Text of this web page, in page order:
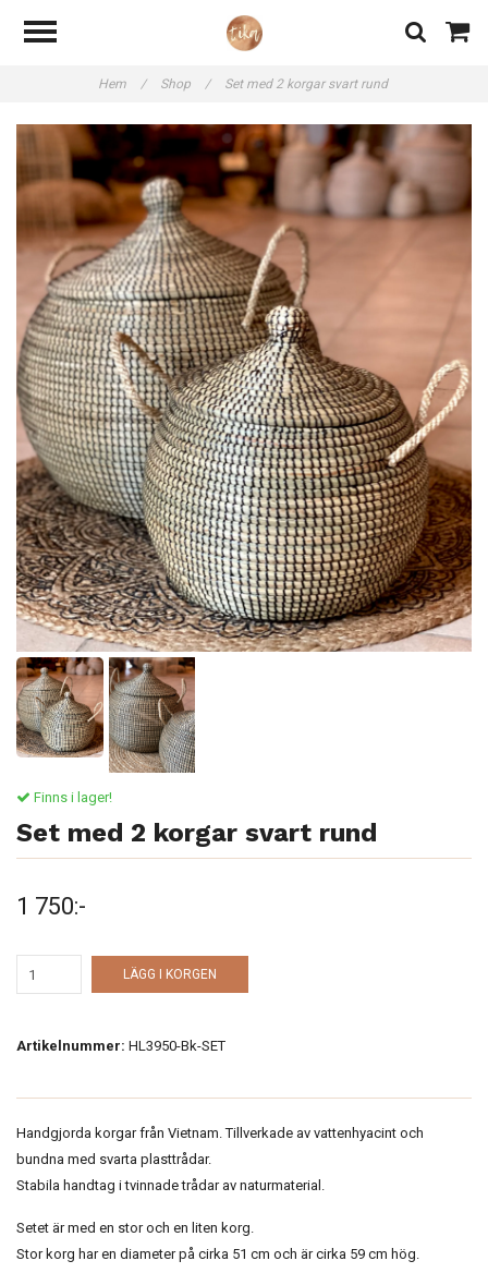
Hem / Shop / Set med 2 korgar svart rund
Finns i lager!
Set med 2 korgar svart rund
1 750:-
LÄGG I KORGEN
Artikelnummer: HL3950-Bk-SET
Handgjorda korgar från Vietnam. Tillverkade av vattenhyacint och
bundna med svarta plasttrådar.
Stabila handtag i tvinnade trådar av naturmaterial.
Setet är med en stor och en liten korg.
Stor korg har en diameter på cirka 51 cm och är cirka 59 cm hög.